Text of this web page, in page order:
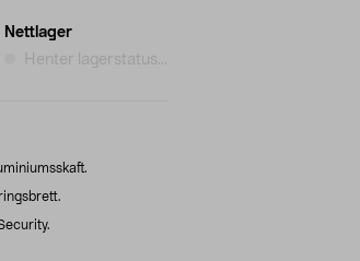
Nettlager
Henter lagerstatus...